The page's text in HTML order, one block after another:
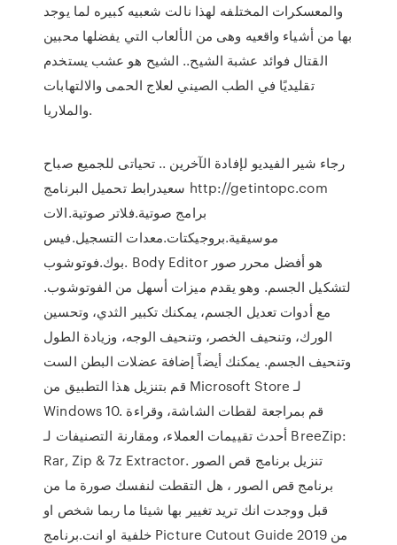
والمعسكرات المختلفه لهذا نالت شعبيه كبيره لما يوجد
بها من أشياء واقعيه وهى من الألعاب التي يفضلها محبين
القتال فوائد عشبة الشيح.. الشيح هو عشب يستخدم
تقليديًا في الطب الصيني لعلاج الحمى والالتهابات
والملاريا.
رجاء شير الفيديو لإفادة الآخرين .. تحياتى للجميع صباح
سعيدرابط تحميل البرنامج http://getintopc.com
برامج صوتية.فلاتر صوتية.الات
موسيقية.بروجيكتات.معدات التسجيل.فيس
بوك.فوتوشوب. Body Editor هو أفضل محرر صور
لتشكيل الجسم. وهو يقدم ميزات أسهل من الفوتوشوب.
مع أدوات تعديل الجسم، يمكنك تكبير الثدي، وتحسين
الورك، وتنحيف الخصر، وتنحيف الوجه، وزيادة الطول
وتنحيف الجسم. يمكنك أيضاً إضافة عضلات البطن الست
قم بتنزيل هذا التطبيق من Microsoft Store لـ
Windows 10. قم بمراجعة لقطات الشاشة، وقراءة
أحدث تقييمات العملاء، ومقارنة التصنيفات لـ BreeZip:
Rar, Zip & 7z Extractor. تنزيل برنامج قص الصور
برنامج قص الصور ، هل التقطت لنفسك صورة ما من
قبل ووجدت انك تريد تغيير بها شيئا ما ربما شخص او
خلفية او انت.برنامج Picture Cutout Guide 2019 من